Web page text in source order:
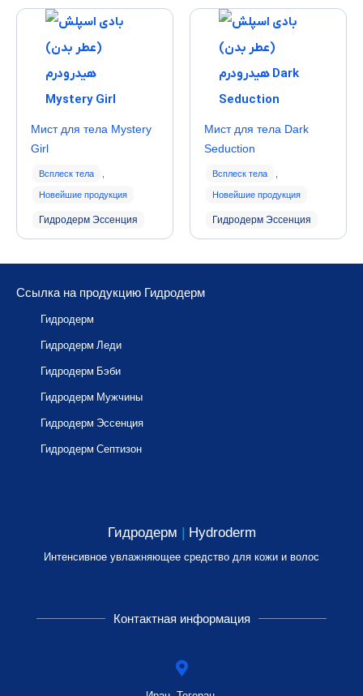
Мист для тела Mystery
Girl
Всплеск тела
Новейшие продукция
Гидродерм Эссенция
Мист для тела Dark
Seduction
Всплеск тела
Новейшие продукция
Гидродерм Эссенция
Гидродерм | Hydroderm
Интенсивное увлажняющее средство для кожи и волос
Ссылка на продукцию Гидродерм
Гидродерм
Гидродерм Леди
Гидродерм Бэби
Гидродерм Мужчины
Гидродерм Эссенция
Гидродерм Септизон
Контактная информация